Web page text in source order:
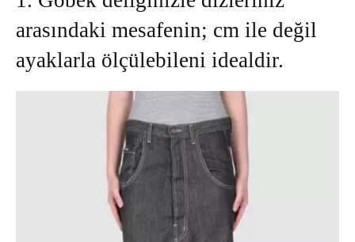
arasındaki mesafenin; cm ile değil
ayaklarla ölçülebileni idealdir.